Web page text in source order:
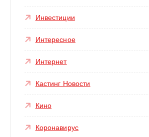
Инвестиции
Интересное
Интернет
Кастинг Новости
Кино
Коронавирус